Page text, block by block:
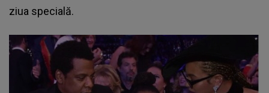
ziua specială.